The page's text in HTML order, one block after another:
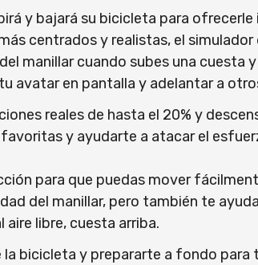
y bajará su bicicleta para
centrados y realistas, el
manillar cuando subes una
avatar en pantalla y adelantar a
reales de hasta el 20% y
y ayudarte a atacar el
para que puedas mover
del manillar, pero también te
libre, cuesta arriba.
bicicleta y prepararte a fondo para